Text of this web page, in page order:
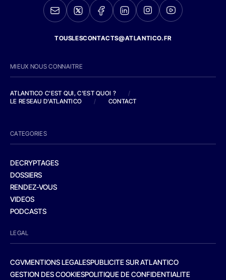
TOUSLESCONTACTS@ATLANTICO.FR
MIEUX NOUS CONNAITRE
ATLANTICO C'EST QUI, C'EST QUOI ?
/
LE RESEAU D'ATLANTICO
/ CONTACT
CATEGORIES
DECRYPTAGES
DOSSIERS
RENDEZ-VOUS
VIDEOS
PODCASTS
LEGAL
CGVMENTIONS LEGALESPUBLICITE SUR ATLANTICO
GESTION DES COOKIESPOLITIQUE DE CONFIDENTIALITE